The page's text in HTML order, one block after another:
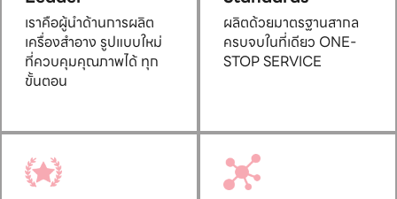
เราคือผู้นำด้านการผลิต
เครื่องสำอาง รูปแบบใหม่
ที่ควบคุมคุณภาพได้ ทุก
ขั้นตอน
ผลิตด้วยมาตรฐานสากล
ครบจบในที่เดียว ONE-
STOP SERVICE